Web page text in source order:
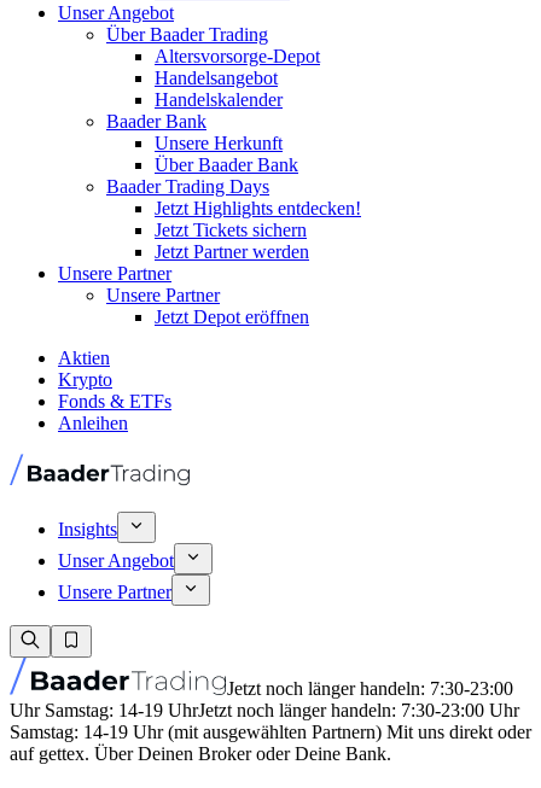
Unser Angebot
Über Baader Trading
Altersvorsorge-Depot
Handelsangebot
Handelskalender
Baader Bank
Unsere Herkunft
Über Baader Bank
Baader Trading Days
Jetzt Highlights entdecken!
Jetzt Tickets sichern
Jetzt Partner werden
Unsere Partner
Unsere Partner
Jetzt Depot eröffnen
Aktien
Krypto
Fonds & ETFs
Anleihen
Insights
Unser Angebot
Unsere Partner
Jetzt noch länger handeln: 7:30-23:00
Uhr Samstag: 14-19 UhrJetzt noch länger handeln: 7:30-23:00 Uhr
Samstag: 14-19 Uhr (mit ausgewählten Partnern) Mit uns direkt oder
auf gettex. Über Deinen Broker oder Deine Bank.